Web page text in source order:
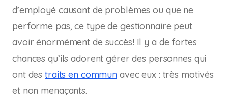
d’employé causant de problèmes ou que ne
performe pas, ce type de gestionnaire peut
avoir énormément de succès! Il y a de fortes
chances qu’ils adorent gérer des personnes qui
ont des traits en commun avec eux : très motivés
et non menaçants.